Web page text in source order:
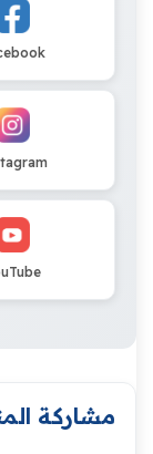
مشاركة